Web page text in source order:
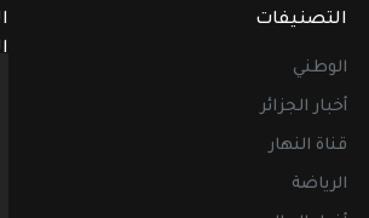
التصنيفات
الوطني
أخبار الجزائر
قناة النهار
الرياضة